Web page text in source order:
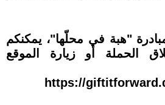
"هبة في محلّها"، يمكنكم
الحملة أو زيارة الموقع
https://